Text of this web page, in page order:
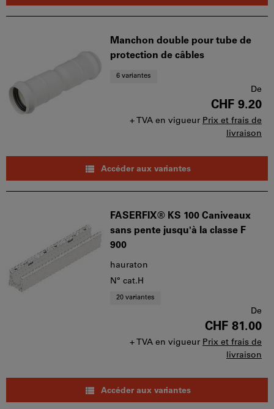
Manchon double pour tube de
protection de câbles
6 variantes
De
CHF 9.20
+ TVA en vigueur Prix et frais de
livraison
Accéder aux variantes
FASERFIX® KS 100 Caniveaux
sans pente jusqu'à la classe F
900
hauraton
N° cat.H
20 variantes
De
CHF 81.00
+ TVA en vigueur Prix et frais de
livraison
Accéder aux variantes